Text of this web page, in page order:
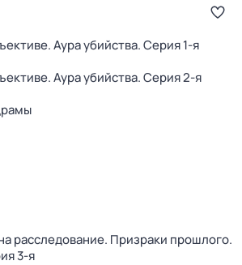
Аура убийства. Серия 1-я
Аура убийства. Серия 2-я
расследование. Призраки прошлого.
3-я